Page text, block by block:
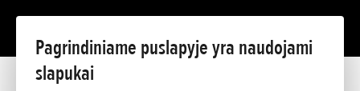
Pagrindiniame puslapyje yra naudojami
slapukai
CRF50F
Prezentacija